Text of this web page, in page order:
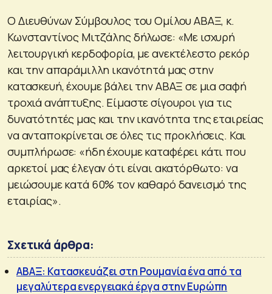
Ο Διευθύνων Σύμβουλος του Ομίλου ΑΒΑΞ, κ.
Κωνσταντίνος Μιτζάλης δήλωσε: «Με ισχυρή
λειτουργική κερδοφορία, με ανεκτέλεστο ρεκόρ
και την απαράμιλλη ικανότητά μας στην
κατασκευή, έχουμε βάλει την ΑΒΑΞ σε μια σαφή
τροχιά ανάπτυξης. Είμαστε σίγουροι για τις
δυνατότητές μας και την ικανότητα της εταιρείας
να ανταποκρίνεται σε όλες τις προκλήσεις. Και
συμπλήρωσε: «ήδη έχουμε καταφέρει κάτι που
αρκετοί μας έλεγαν ότι είναι ακατόρθωτο: να
μειώσουμε κατά 60% τον καθαρό δανεισμό της
εταιρίας».
Σχετικά άρθρα:
ΑΒΑΞ: Κατασκευάζει στη Ρουμανία ένα από τα
μεγαλύτερα ενεργειακά έργα στην Ευρώπη